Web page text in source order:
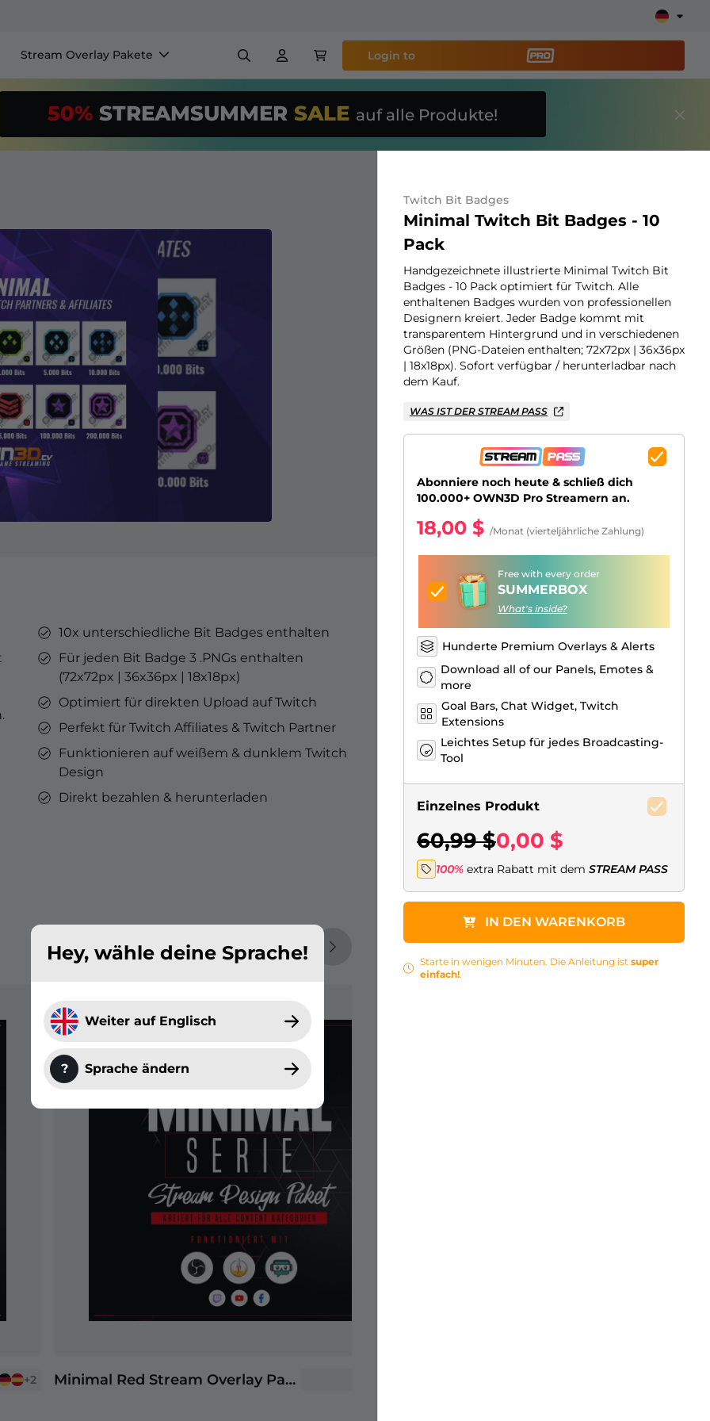
*
Einfaches Setup für Overlays, Alerts, Spenden, Goal Bars, Chatbot und mehr
mehr
Stream Overlay Pakete
auf Kick.
YouTube Overlays Just Chatting Overlays
YouTube Alerts Facebook Alerts
Discord Banner Intermission Banners
Twitch Sub Emotes Kick Sub Emotes
Twitch Sub Badges Twitch Bit Badges
Badge Maker Gaming Logo Maker
VTube
Login to
50% STREAMSUMMER SALE auf alle Produkte!
Hey, wähle deine Sprache!
Weiter auf Englisch
? Sprache ändern
Twitch Bit Badges
Minimal Twitch Bit Badges - 10
Pack
Handgezeichnete illustrierte Minimal Twitch Bit
Badges - 10 Pack optimiert für Twitch. Alle
enthaltenen Badges wurden von professionellen
Designern kreiert. Jeder Badge kommt mit
transparentem Hintergrund und in verschiedenen
Größen (PNG-Dateien enthalten; 72x72px | 36x36px
| 18x18px). Sofort verfügbar / herunterladbar nach
dem Kauf.
WAS IST DER STREAM PASS
Abonniere noch heute & schließ dich
100.000+ OWN3D Pro Streamern an.
18,00 $ /Monat (vierteljährliche Zahlung)
Free with every order
SUMMERBOX
What's inside?
Hunderte Premium Overlays & Alerts
Download all of our Panels, Emotes &
more
Goal Bars, Chat Widget, Twitch
Extensions
Leichtes Setup für jedes Broadcasting-
Tool
Einzelnes Produkt
60,99 $0,00 $
100% extra Rabatt mit dem STREAM PASS
IN DEN WARENKORB
Starte in wenigen Minuten. Die Anleitung istsuper
einfach!.
10x unterschiedliche Bit Badges enthalten
Für jeden Bit Badge 3 .PNGs enthalten
(72x72px | 36x36px | 18x18px)
Optimiert für direkten Upload auf Twitch
Perfekt für Twitch Affiliates & Twitch Partner
Funktionieren auf weißem & dunklem Twitch
Design
Direkt bezahlen & herunterladen
+2 Minimal Red Stream Overlay Paket